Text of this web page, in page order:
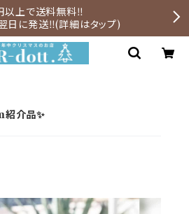
上で送料無料‼︎
日に発送‼︎(詳細はタップ)
介品✨